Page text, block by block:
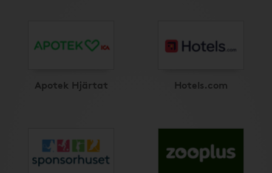
Apotek Hjärtat Hotels.com